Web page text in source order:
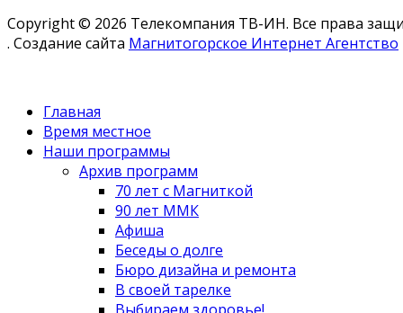
Copyright © 2026 Телекомпания ТВ-ИН. Все права
. Создание сайта Магнитогорское Интернет Агентство
Главная
Время местное
Наши программы
Архив программ
70 лет с Магниткой
90 лет ММК
Афиша
Беседы о долге
Бюро дизайна и ремонта
В своей тарелке